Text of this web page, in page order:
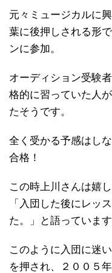
元々ミュージカルに
葉に後押しされる形
ンに参加。
オーディション受験
格的に習っていた人
たそうです。
全く受かる予感はし
合格！
この時上川さんは嬉
「入団した後にレッ
た。」と語っています
このように入団に迷
を押され、２００５